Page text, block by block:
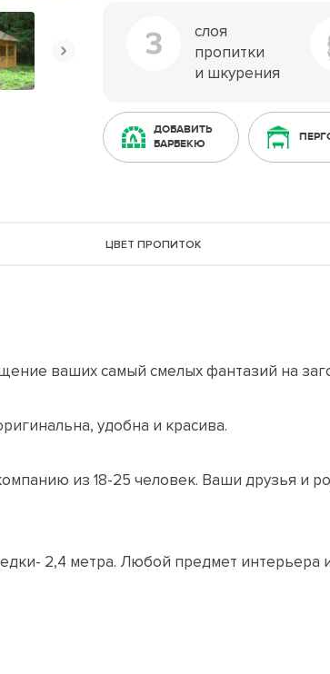
3
слоя
пропитки
и шкурения
ДОБАВИТЬ
БАРБЕКЮ
ЦВЕТ ПРОПИТОК
ваших самый смелых фантазий на
удобна и красива.
из 18-25 человек. Ваши друзья и
2,4 метра. Любой предмет интерьера
точно и четко подгоняются друг к
узлов и стыков в беседке.